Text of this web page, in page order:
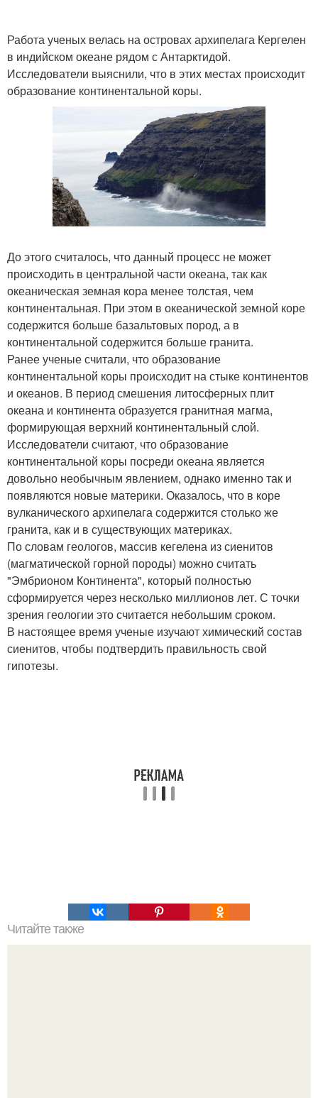
Работа ученых велась на островах архипелага Кергелен
в индийском океане рядом с Антарктидой.
Исследователи выяснили, что в этих местах происходит
образование континентальной коры.
До этого считалось, что данный процесс не может
происходить в центральной части океана, так как
океаническая земная кора менее толстая, чем
континентальная. При этом в океанической земной коре
содержится больше базальтовых пород, а в
континентальной содержится больше гранита.
Ранее ученые считали, что образование
континентальной коры происходит на стыке континентов
и океанов. В период смешения литосферных плит
океана и континента образуется гранитная магма,
формирующая верхний континентальный слой.
Исследователи считают, что образование
континентальной коры посреди океана является
довольно необычным явлением, однако именно так и
появляются новые материки. Оказалось, что в коре
вулканического архипелага содержится столько же
гранита, как и в существующих материках.
По словам геологов, массив кегелена из сиенитов
(магматической горной породы) можно считать
"Эмбрионом Континента", который полностью
сформируется через несколько миллионов лет. С точки
зрения геологии это считается небольшим сроком.
В настоящее время ученые изучают химический состав
сиенитов, чтобы подтвердить правильность свой
гипотезы.
Читайте также